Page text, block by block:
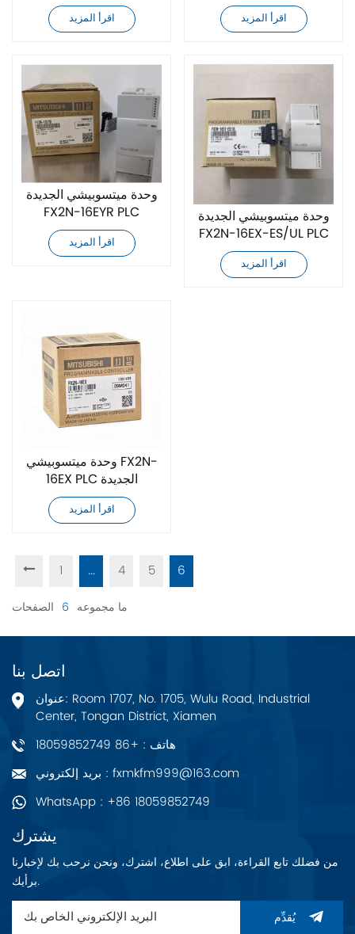
اقرأ المزيد اقرأ المزيد
وحدة ميتسوبيشي الجديدة
FX2N-16EYR PLC
اقرأ المزيد
وحدة ميتسوبيشي الجديدة
FX2N-16EX-ES/UL PLC
اقرأ المزيد
وحدة ميتسوبيشي FX2N-
16EX PLC الجديدة
اقرأ المزيد
1 ... 4 5 6
ما مجموعه 6 الصفحات
اتصل بنا
عنوان: Room 1707, No. 1705, Wulu Road, Industrial
Center, Tongan District, Xiamen
هاتف : +86 18059852749
بريد إلكتروني : fxmkfm999@163.com
WhatsApp : +86 18059852749
يشترك
من فضلك تابع القراءة، ابق على اطلاع، اشترك، ونحن نرحب بك لإخبارنا
برأيك.
يُقدِّم